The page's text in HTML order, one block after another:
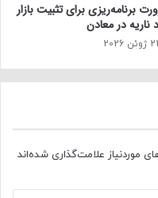
برنامه‌ریزی برای تثبیت بازار
ناریه در معادن
2026
موردنیاز علامت‌گذاری شده‌اند